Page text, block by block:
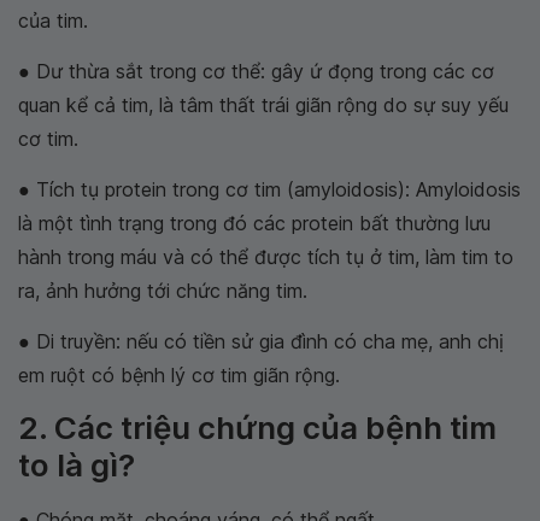
của tim.
● Dư thừa sắt trong cơ thể: gây ứ đọng trong các cơ
quan kể cả tim, là tâm thất trái giãn rộng do sự suy yếu
cơ tim.
● Tích tụ protein trong cơ tim (amyloidosis): Amyloidosis
là một tình trạng trong đó các protein bất thường lưu
hành trong máu và có thể được tích tụ ở tim, làm tim to
ra, ảnh hưởng tới chức năng tim.
● Di truyền: nếu có tiền sử gia đình có cha mẹ, anh chị
em ruột có bệnh lý cơ tim giãn rộng.
2. Các triệu chứng của bệnh tim
to là gì?